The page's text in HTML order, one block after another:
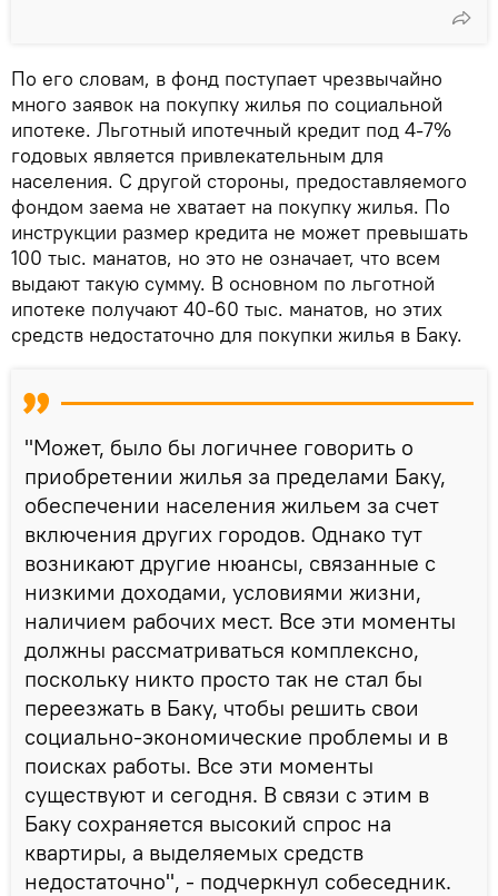
По его словам, в фонд поступает чрезвычайно
много заявок на покупку жилья по социальной
ипотеке. Льготный ипотечный кредит под 4-7%
годовых является привлекательным для
населения. С другой стороны, предоставляемого
фондом заема не хватает на покупку жилья. По
инструкции размер кредита не может превышать
100 тыс. манатов, но это не означает, что всем
выдают такую сумму. В основном по льготной
ипотеке получают 40-60 тыс. манатов, но этих
средств недостаточно для покупки жилья в Баку.
"Может, было бы логичнее говорить о
приобретении жилья за пределами Баку,
обеспечении населения жильем за счет
включения других городов. Однако тут
возникают другие нюансы, связанные с
низкими доходами, условиями жизни,
наличием рабочих мест. Все эти моменты
должны рассматриваться комплексно,
поскольку никто просто так не стал бы
переезжать в Баку, чтобы решить свои
социально-экономические проблемы и в
поисках работы. Все эти моменты
существуют и сегодня. В связи с этим в
Баку сохраняется высокий спрос на
квартиры, а выделяемых средств
недостаточно", - подчеркнул собеседник.